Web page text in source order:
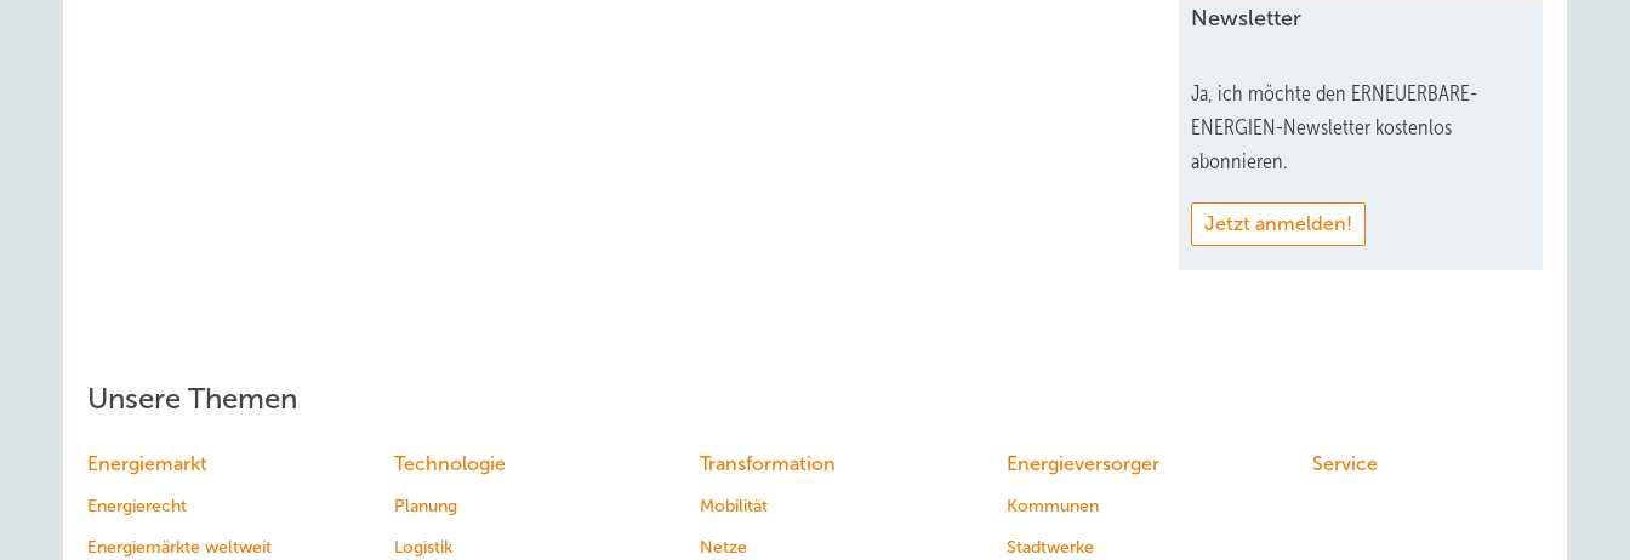
Newsletter
Ja, ich möchte den ERNEUERBARE-
ENERGIEN-Newsletter kostenlos
abonnieren.
Jetzt anmelden!
Unsere Themen
Energiemarkt
Energierecht
Energiemärkte weltweit
Technologie
Planung
Logistik
Transformation
Mobilität
Netze
Energieversorger
Kommunen
Stadtwerke
Service